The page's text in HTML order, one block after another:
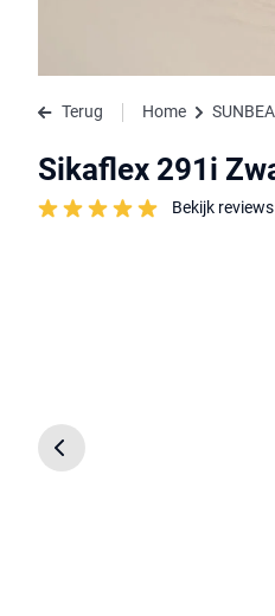
Terug Home
Sikaflex 291i
Bekijk